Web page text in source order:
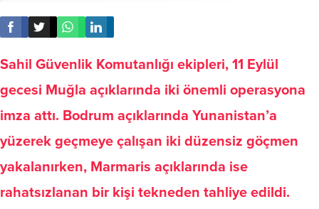
Sahil Güvenlik Komutanlığı ekipleri, 11 Eylül
gecesi Muğla açıklarında iki önemli operasyona
imza attı. Bodrum açıklarında Yunanistan’a
yüzerek geçmeye çalışan iki düzensiz göçmen
yakalanırken, Marmaris açıklarında ise
rahatsızlanan bir kişi tekneden tahliye edildi.